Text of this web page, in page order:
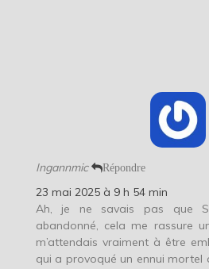
Ingannmic Répondre
23 mai 2025 à 9 h 54 min
Ah, je ne savais pas que
abandonné, cela me rassure
m’attendais vraiment à être
qui a provoqué un ennui mortel